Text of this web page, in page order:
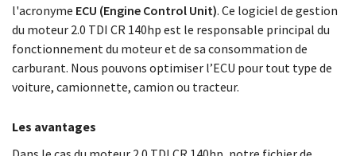
l'acronyme ECU (Engine Control Unit). Ce logiciel de gestion
du moteur 2.0 TDI CR 140hp est le responsable principal du
fonctionnement du moteur et de sa consommation de
carburant. Nous pouvons optimiser l’ECU pour tout type de
voiture, camionnette, camion ou tracteur.
Les avantages